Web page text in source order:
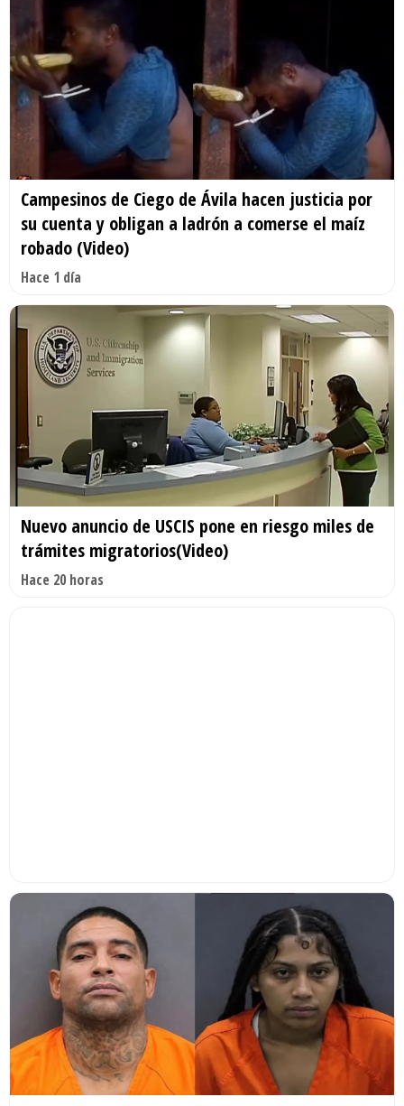
Campesinos de Ciego de Ávila hacen justicia por
su cuenta y obligan a ladrón a comerse el maíz
robado (Video)
Hace 1 día
Nuevo anuncio de USCIS pone en riesgo miles de
trámites migratorios(Video)
Hace 20 horas